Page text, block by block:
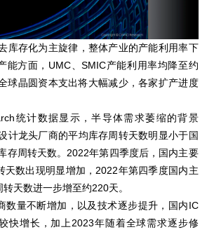
库存化为主旋律，整体产业的产能利用率下
能方面，UMC、SMIC产能利用率均降至约
球晶圆资本支出将大幅减少，各家扩产进度
统计数据显示，半导体需求萎缩的背景
计龙头厂商的平均库存周转天数明显小于国
存周转天数。2022年第四季度后，国内主要
天数出现明显增加，2022年第四季度国内主
天数进一步增至约220天。
数量不断增加，以及技术逐步提升，国内IC
快增长，加上2023年随着全球需求逐步修